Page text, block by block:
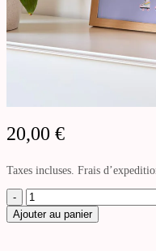
20,00 €
Taxes incluses. Frais
quantité
de
Let's
Ajouter au panier